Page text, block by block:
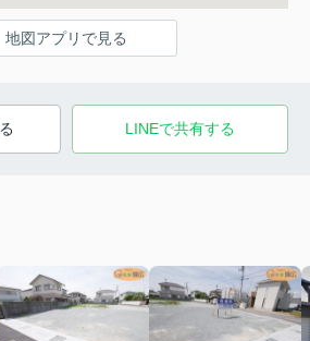
地図アプリで見る
LINEで共有する